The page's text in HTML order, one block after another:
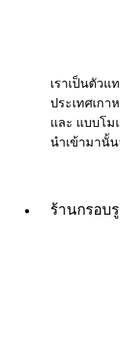
เราเป็นตัวแ
ประเทศเก
และ แบบโม
นำเข้ามานั้
ร้านกรอบ